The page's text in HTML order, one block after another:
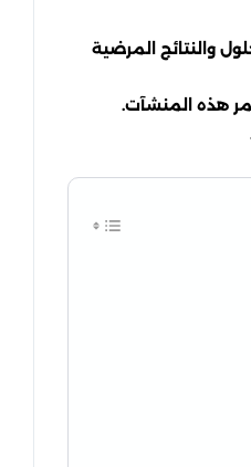
والنتائج المرضية
هذه المنشآت.